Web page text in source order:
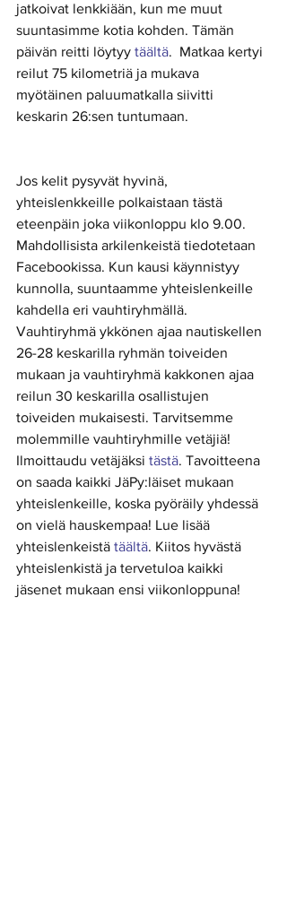
jatkoivat lenkkiään, kun me muut
suuntasimme kotia kohden. Tämän
päivän reitti löytyy täältä.  Matkaa kertyi
reilut 75 kilometriä ja mukava
myötäinen paluumatkalla siivitti
keskarin 26:sen tuntumaan.
Jos kelit pysyvät hyvinä,
yhteislenkkeille polkaistaan tästä
eteenpäin joka viikonloppu klo 9.00.
Mahdollisista arkilenkeistä tiedotetaan
Facebookissa. Kun kausi käynnistyy
kunnolla, suuntaamme yhteislenkeille
kahdella eri vauhtiryhmällä.
Vauhtiryhmä ykkönen ajaa nautiskellen
26-28 keskarilla ryhmän toiveiden
mukaan ja vauhtiryhmä kakkonen ajaa
reilun 30 keskarilla osallistujen
toiveiden mukaisesti. Tarvitsemme
molemmille vauhtiryhmille vetäjiä!
Ilmoittaudu vetäjäksi tästä. Tavoitteena
on saada kaikki JäPy:läiset mukaan
yhteislenkeille, koska pyöräily yhdessä
on vielä hauskempaa! Lue lisää
yhteislenkeistä täältä. Kiitos hyvästä
yhteislenkistä ja tervetuloa kaikki
jäsenet mukaan ensi viikonloppuna!